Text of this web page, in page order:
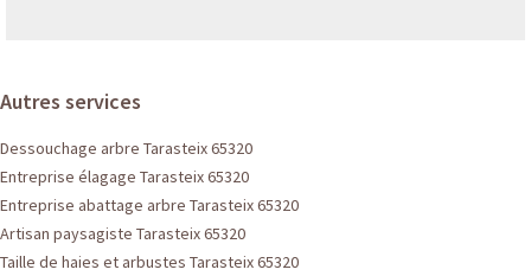
Autres services
Dessouchage arbre Tarasteix 65320
Entreprise élagage Tarasteix 65320
Entreprise abattage arbre Tarasteix 65320
Artisan paysagiste Tarasteix 65320
Taille de haies et arbustes Tarasteix 65320